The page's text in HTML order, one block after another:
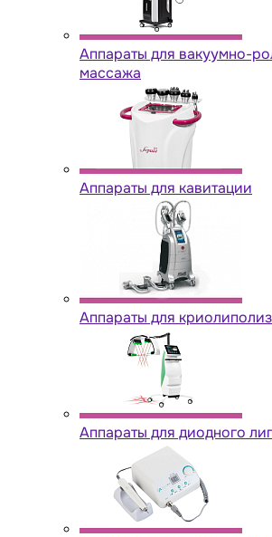
Аппараты для вакуумно-
массажа
Аппараты для кавитации
Аппараты для
Аппараты для диодного